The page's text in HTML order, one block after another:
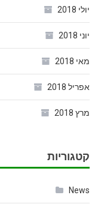
יולי 2018
יוני 2018
מאי 2018
אפריל 2018
מרץ 2018
קטגוריות
News